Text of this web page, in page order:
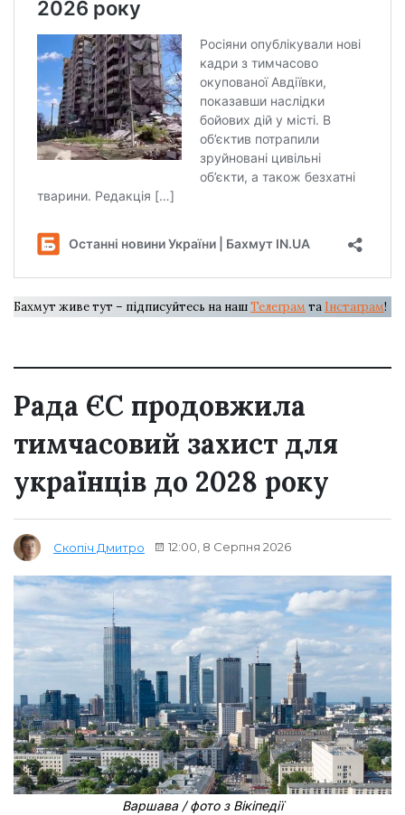
Бахмут живе тут – підписуйтесь на нашТелеграм та Інстаграм!
Рада ЄС продовжила
тимчасовий захист для
українців до 2028 року
Скопіч Дмитро 12:00, 8 Серпня 2026
Варшава / фото з Вікіпедії